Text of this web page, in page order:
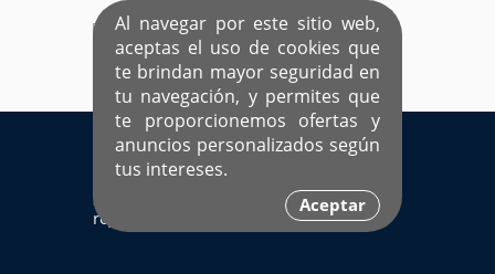
Al navegar por este sitio web,
aceptas el uso de cookies que
te brindan mayor seguridad en
tu navegación, y permites que
te proporcionemos ofertas y
anuncios personalizados según
tus intereses.
Aceptar
EL ÚNICO SITIO DEDICADO A SOLTEROS
HISPANOS COMO TÚ
Ingresa aquí
Sí ya estás
registrado